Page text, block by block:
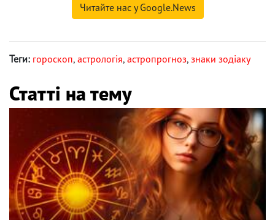
Читайте нас у Google.News
Теги: гороскоп, астрологія, астропрогноз, знаки зодіаку
Статті на тему